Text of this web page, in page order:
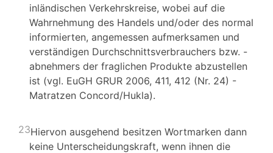
inländischen Verkehrskreise, wobei auf die
Wahrnehmung des Handels und/oder des normal
informierten, angemessen aufmerksamen und
verständigen Durchschnittsverbrauchers bzw. -
abnehmers der fraglichen Produkte abzustellen
ist (vgl. EuGH GRUR 2006, 411, 412 (Nr. 24) -
Matratzen Concord/Hukla).
23Hiervon ausgehend besitzen Wortmarken dann
keine Unterscheidungskraft, wenn ihnen die